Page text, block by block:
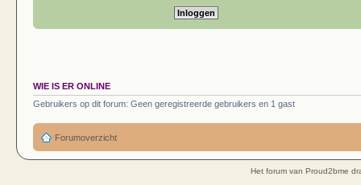
WIE IS ER ONLINE
Gebruikers op dit forum: Geen geregistreerde gebruikers en 1 gast
Forumoverzicht
Het forum van Proud2bme